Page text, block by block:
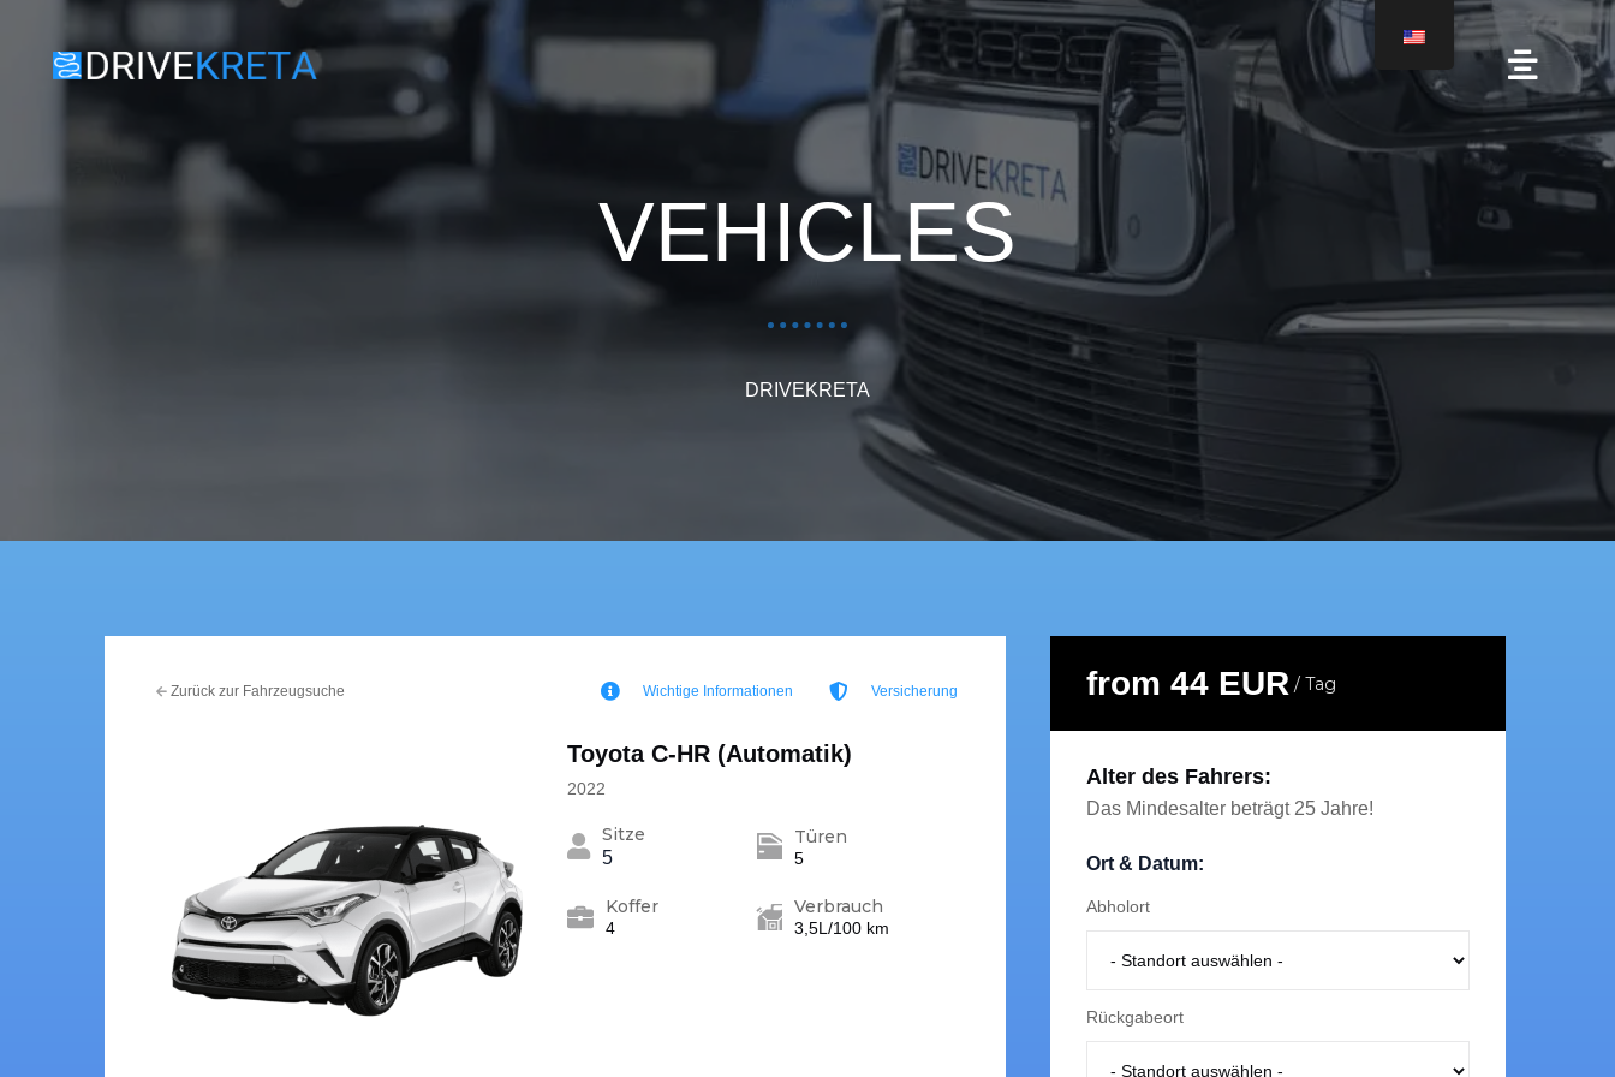
VEHICLES
DRIVEKRETA
Zurück zur Fahrzeugsuche Wichtige Informationen Versicherung
Toyota C-HR (Automatik)
2022
Sitze
5
Türen
5
Koffer
4
Verbrauch
3,5L/100 km
from 44 EUR / Tag
Alter des Fahrers:
Das Mindesalter beträgt 25 Jahre!
Ort & Datum:
Abholort
Rückgabeort